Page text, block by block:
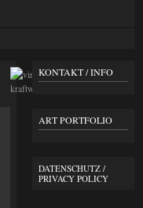
KONTAKT / INFO
ART PORTFOLIO
DATENSCHUTZ /
PRIVACY POLICY